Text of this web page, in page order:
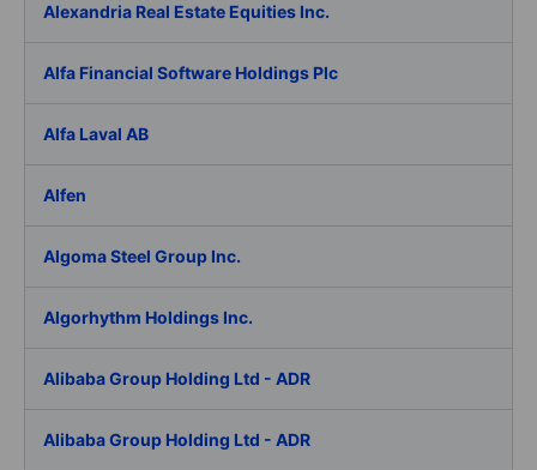
Alexandria Real Estate Equities Inc.
Alfa Financial Software Holdings Plc
Alfa Laval AB
Alfen
Algoma Steel Group Inc.
Algorhythm Holdings Inc.
Alibaba Group Holding Ltd - ADR
Alibaba Group Holding Ltd - ADR